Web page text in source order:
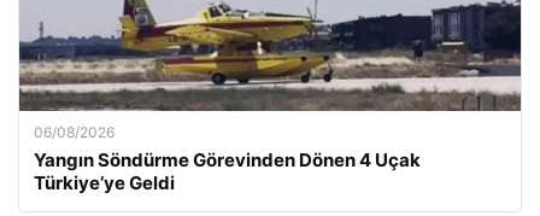
06/08/2026
Yangın Söndürme Görevinden Dönen 4 Uçak
Türkiye’ye Geldi